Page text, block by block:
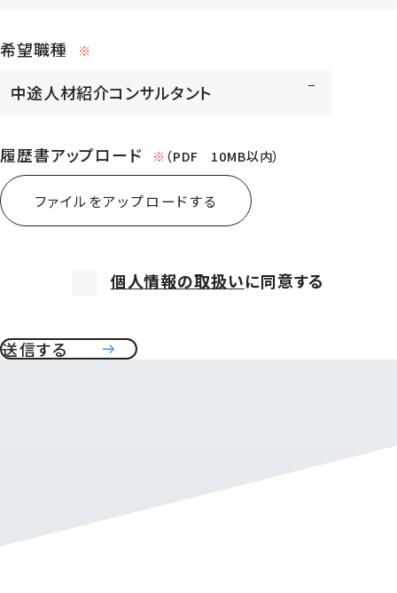
希望職種 ※
履歴書アップロード ※（PDF 10MB以内）
ファイルをアップロードする
個人情報の取扱いに同意する